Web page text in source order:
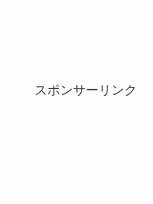
スポンサーリンク